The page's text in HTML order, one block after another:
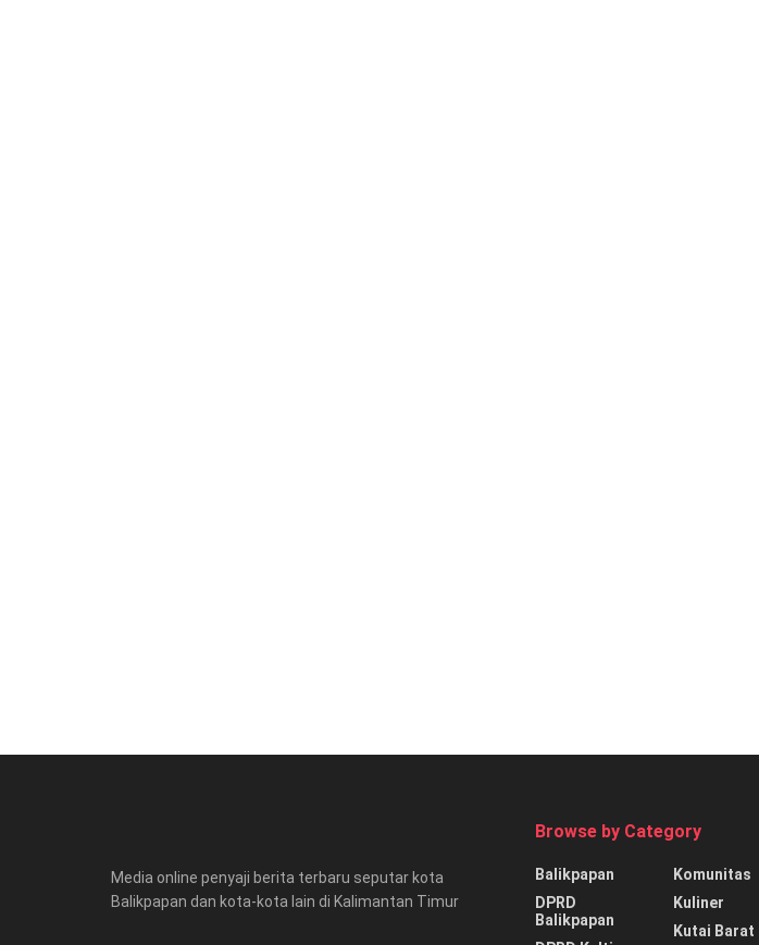
Media online penyaji berita terbaru seputar kota
Balikpapan dan kota-kota lain di Kalimantan Timur
Browse by Category
Balikpapan
DPRD
Balikpapan
Komunitas
Kuliner
Kutai Barat